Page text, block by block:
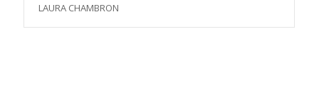
LAURA CHAMBRON